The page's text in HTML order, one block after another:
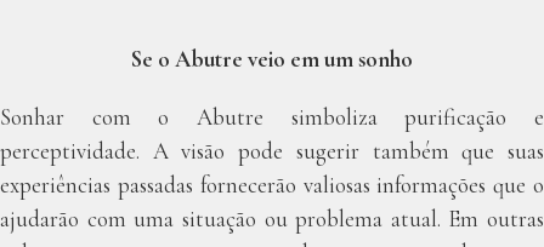
Se o Abutre veio em um sonho
Sonhar com o Abutre simboliza purificação e
perceptividade. A visão pode sugerir também que suas
experiências passadas fornecerão valiosas informações que o
ajudarão com uma situação ou problema atual. Em outras